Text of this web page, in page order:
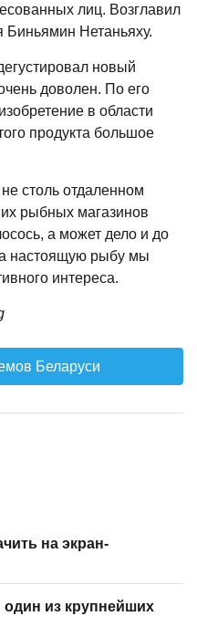
лиц. Возглавил
Нетаньяху.
новый
доволен. По его
в области
продукта большое
столь отдаленном
рыбных магазинов
а может дело и до
настоящую рыбу мы
интереса.
Беларуси
на экран-
из крупнейших